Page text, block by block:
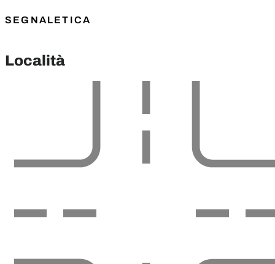
SEGNALETICA
Località